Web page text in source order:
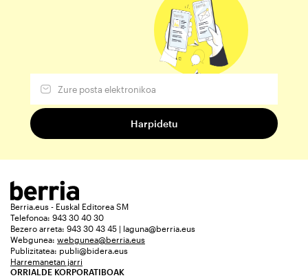
Berria.eus - Euskal Editorea SM
Telefonoa: 943 30 40 30
Bezero arreta: 943 30 43 45 | laguna@berria.eus
Webgunea: webgunea@berria.eus
Publizitatea: publi@bidera.eus
Harremanetan jarri
ORRIALDE KORPORATIBOAK